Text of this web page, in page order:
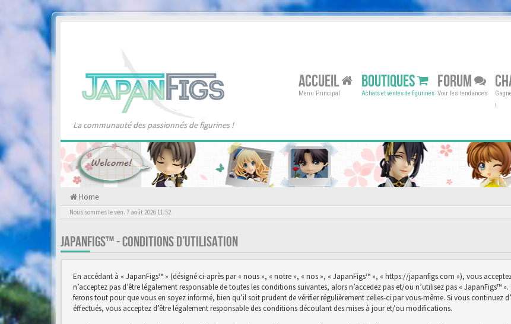
La communauté des passionnés de figurines !
ACCUEIL
Menu Principal
BOUTIQUES
Achats et ventes de figurines
FORUM
Voir les tendances
!
Home
Nous sommes le ven. 7 août 2026 11:52
JAPANFIGS™ - CONDITIONS D’UTILISATION
En accédant à « JapanFigs™ » (désigné ci-après par « nous », « notre », « nos », « JapanFigs™ », « https://japanfigs.com »), vous
n’acceptez pas d’être légalement responsable de toutes les conditions suivantes, alors n’accedez pas et/ou n’utilisez pas «
ferons tout pour que vous en soyez informé, bien qu’il soit prudent de vérifier régulièrement celles-ci par vous-même. Si vous continuez
éffectués, vous acceptez d’être légalement responsable des conditions découlant des mises à jour et/ou modifications.